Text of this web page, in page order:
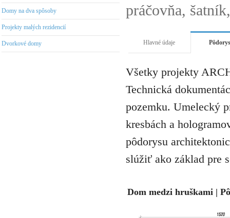
Domy na dva spôsoby
Projekty malých rezidencií
Dvorkové domy
práčovňa,
Hlavné údaje
Všetky projekty
Technická
pozemku. Umelecký
kresbách a
pôdorysu
slúžiť ako základ pre
Dom medzi hruškami |